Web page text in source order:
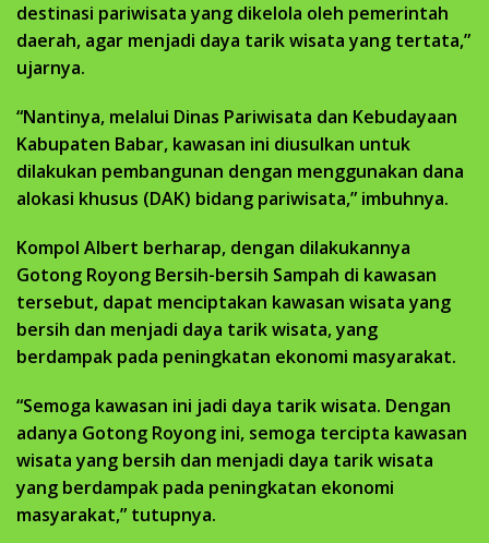
destinasi pariwisata yang dikelola oleh pemerintah
daerah, agar menjadi daya tarik wisata yang tertata,”
ujarnya.
“Nantinya, melalui Dinas Pariwisata dan Kebudayaan
Kabupaten Babar, kawasan ini diusulkan untuk
dilakukan pembangunan dengan menggunakan dana
alokasi khusus (DAK) bidang pariwisata,” imbuhnya.
Kompol Albert berharap, dengan dilakukannya
Gotong Royong Bersih-bersih Sampah di kawasan
tersebut, dapat menciptakan kawasan wisata yang
bersih dan menjadi daya tarik wisata, yang
berdampak pada peningkatan ekonomi masyarakat.
“Semoga kawasan ini jadi daya tarik wisata. Dengan
adanya Gotong Royong ini, semoga tercipta kawasan
wisata yang bersih dan menjadi daya tarik wisata
yang berdampak pada peningkatan ekonomi
masyarakat,” tutupnya.